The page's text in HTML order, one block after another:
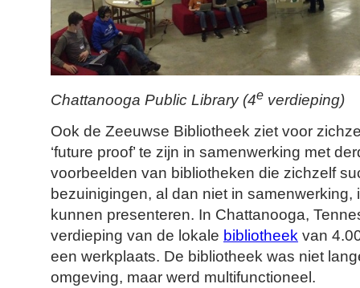
Chattanooga Public Library (4e verdieping)
Ook de Zeeuwse Bibliotheek ziet voor
‘future proof’ te zijn in samenwerking met
voorbeelden van bibliotheken die zichzelf
bezuinigingen, al dan niet in samenwerking,
kunnen presenteren. In Chattanooga,
verdieping van de lokale bibliotheek van
een werkplaats. De bibliotheek was niet
omgeving, maar werd multifunctioneel.